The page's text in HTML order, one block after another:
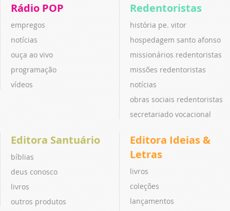
Rádio POP
empregos
notícias
ouça ao vivo
programação
vídeos
Redentoristas
história pe. vitor
hospedagem santo afonso
missionários redentoristas
missões redentoristas
notícias
obras sociais redentoristas
secretariado vocacional
Editora Santuário
bíblias
deus conosco
livros
outros produtos
Editora Ideias &
Letras
livros
coleções
lançamentos